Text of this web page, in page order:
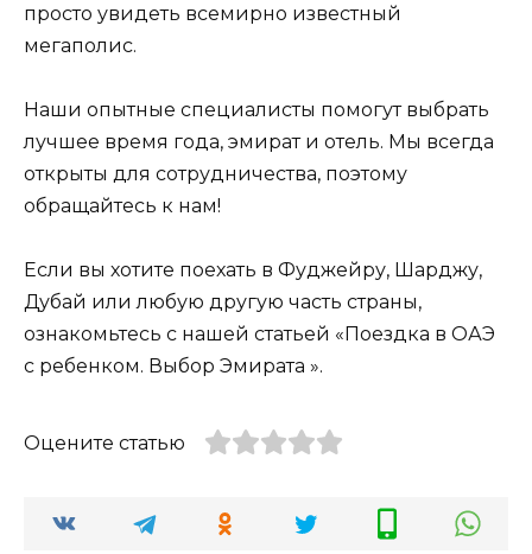
просто увидеть всемирно известный
мегаполис.
Наши опытные специалисты помогут выбрать
лучшее время года, эмират и отель. Мы всегда
открыты для сотрудничества, поэтому
обращайтесь к нам!
Если вы хотите поехать в Фуджейру, Шарджу,
Дубай или любую другую часть страны,
ознакомьтесь с нашей статьей «Поездка в ОАЭ
с ребенком. Выбор Эмирата ».
Оцените статью